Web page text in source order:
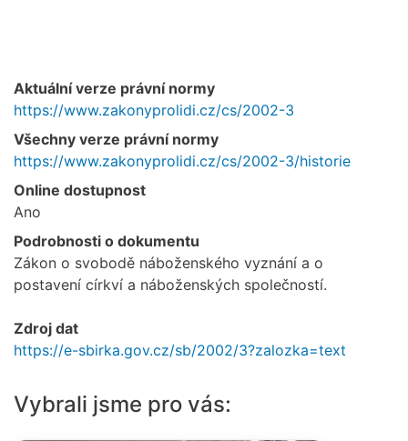
Aktuální verze právní normy
https://www.zakonyprolidi.cz/cs/2002-3
Všechny verze právní normy
https://www.zakonyprolidi.cz/cs/2002-3/historie
Online dostupnost
Ano
Podrobnosti o dokumentu
Zákon o svobodě náboženského vyznání a o
postavení církví a náboženských společností.
Zdroj dat
https://e-sbirka.gov.cz/sb/2002/3?zalozka=text
Vybrali jsme pro vás: